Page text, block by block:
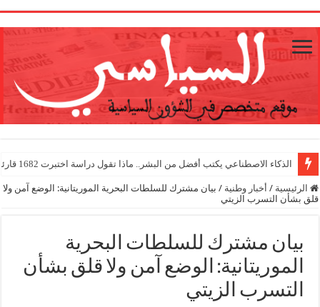
الذكاء الاصطناعي يكتب أفضل من البشر.. ماذا تقول دراسة اختبرت 1682 قارئا؟
الرئيسية / أخبار وطنية / بيان مشترك للسلطات البحرية الموريتانية: الوضع آمن ولا
قلق بشأن التسرب الزيتي
بيان مشترك للسلطات البحرية
الموريتانية: الوضع آمن ولا قلق بشأن
التسرب الزيتي